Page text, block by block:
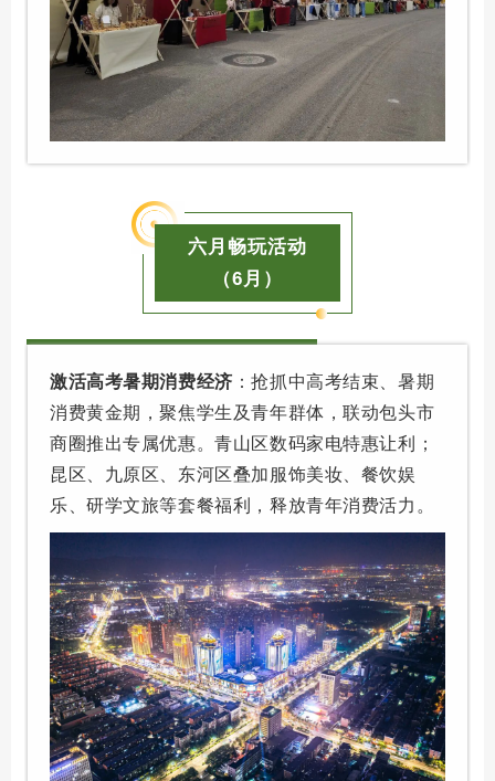
六月畅玩活动
（6月）
激活高考暑期消费经济 ：抢抓中高考结束、暑期
消费黄金期，聚焦学生及青年群体，联动包头市
商圈推出专属优惠。青山区数码家电特惠让利；
昆区、九原区、东河区叠加服饰美妆、餐饮娱
乐、研学文旅等套餐福利，释放青年消费活力。